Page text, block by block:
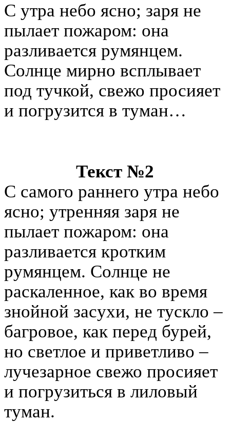
С утра небо ясно; заря не
пылает пожаром: она
разливается румянцем.
Солнце мирно всплывает
под тучкой, свежо просияет
и погрузится в туман…
Текст №2
С самого раннего утра небо
ясно; утренняя заря не
пылает пожаром: она
разливается кротким
румянцем. Солнце не
раскаленное, как во время
знойной засухи, не тускло –
багровое, как перед бурей,
но светлое и приветливо –
лучезарное свежо просияет
и погрузиться в лиловый
туман.